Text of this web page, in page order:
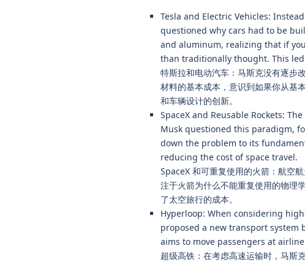
Tesla and Electric Vehicles:
questioned why cars had to be
and aluminum, realizing that if
than traditionally thought. This
特斯拉和电动汽车：马斯克没有逐步
材料的基本成本，意识到如果你从基
和车辆设计的创新。
SpaceX and Reusable Rockets:
Musk questioned this paradigm,
down the problem to its
reducing the cost of space travel.
SpaceX 和可重复使用的火箭：航空
注于火箭为什么不能重复使用的物理
了太空旅行的成本。
Hyperloop: When considering
proposed a new transport system
aims to move passengers at
超级高铁：在考虑高速运输时，马斯